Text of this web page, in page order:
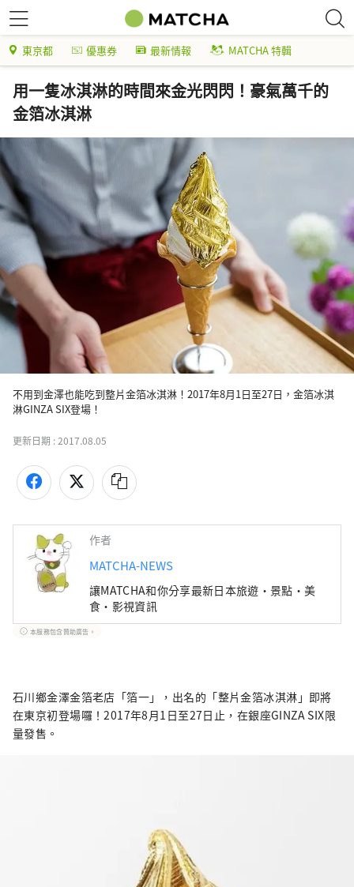
東京都 優惠券 最新情報 MATCHA 特輯
用一隻冰淇淋的時間來金光閃閃！豪氣萬千的
金箔冰淇淋
不用到金澤也能吃到整片金箔冰淇淋！2017年8月1日至27日，金箔冰淇
淋GINZA SIX登場！
更新日期 :2017.08.05
作者
MATCHA-NEWS
讓MATCHA和你分享最新日本旅遊・景點・美
食・影視資訊
本服務包含贊助廣告。
石川鄉金澤金箔老店「箔一」，出名的「整片金箔冰淇淋」即將
在東京初登場囉！2017年8月1日至27日止，在銀座GINZA SIX限
量發售。